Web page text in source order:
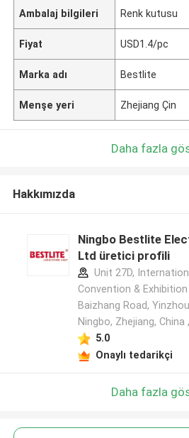
Ambalaj bilgileri Renk kutusu
Fiyat USD1.4/pc
Marka adı Bestlite
Menşe yeri Zhejiang Çin
Daha fazla
Hakkımızda
Ningbo Bestlite
Ltd üretici profili
Unit 27D,
Convention & Exhibition
Baizhang Road,
Ningbo, Zhejiang, China
5.0
Onaylı tedarikçi
Daha fazla